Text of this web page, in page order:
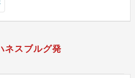
ネスブルグ発